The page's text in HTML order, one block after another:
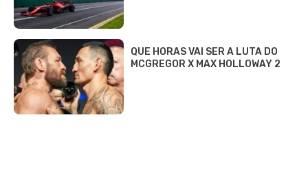
QUE HORAS VAI SER A LUTA DO
MCGREGOR X MAX HOLLOWAY 2